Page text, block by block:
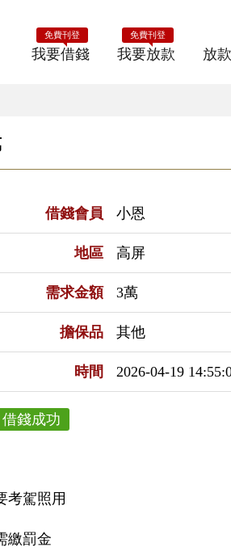
我要借錢
免費刊登
我要放款
免費刊登
放
借錢會員 小恩
地區 高屏
需求金額 3萬
擔保品 其他
時間 2026-04-19
借錢成功
考駕照用
繳罰金